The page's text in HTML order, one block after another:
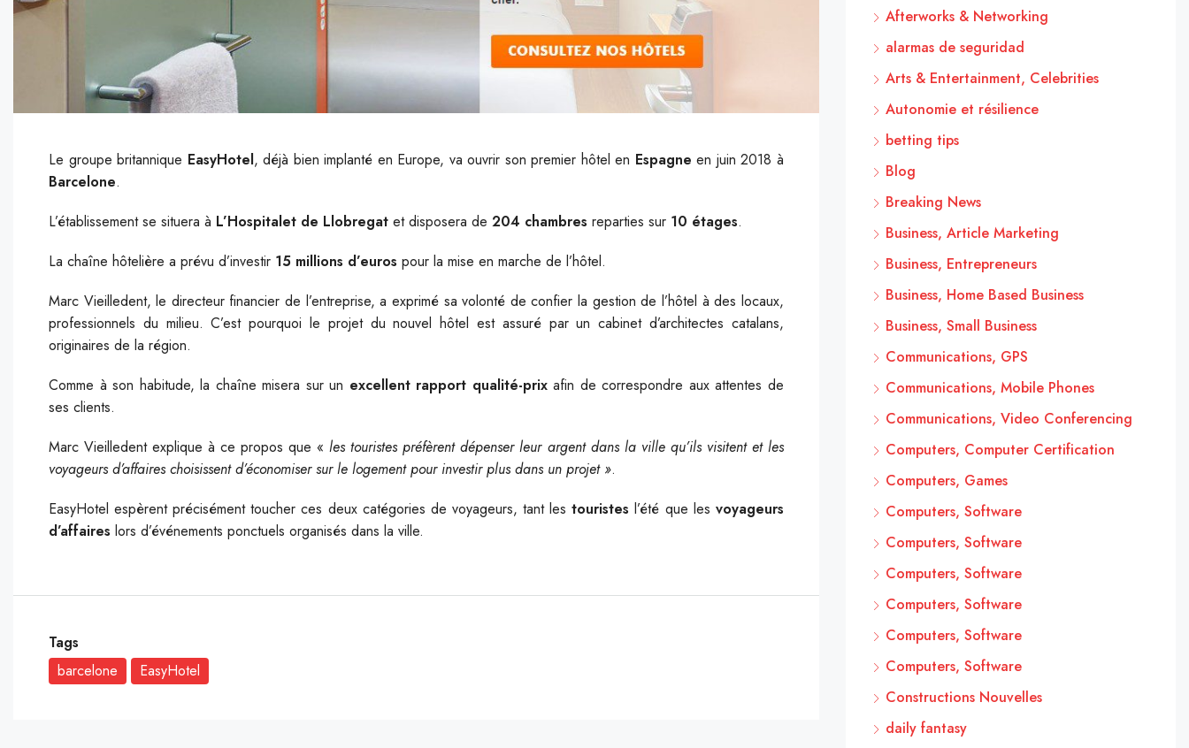
Le groupe britannique EasyHotel, déjà bien implanté en Europe, va ouvrir son premier hôtel en Espagne en juin 2018 à
Barcelone.
L’établissement se situera à L’Hospitalet de Llobregat et disposera de 204 chambres reparties sur 10 étages.
La chaîne hôtelière a prévu d’investir 15 millions d’euros pour la mise en marche de l’hôtel.
Marc Vieilledent, le directeur financier de l’entreprise, a exprimé sa volonté de confier la gestion de l’hôtel à des locaux,
professionnels du milieu. C’est pourquoi le projet du nouvel hôtel est assuré par un cabinet d’architectes catalans,
originaires de la région.
Comme à son habitude, la chaîne misera sur un excellent rapport qualité-prixafin de correspondre aux attentes de
ses clients.
Marc Vieilledent explique à ce propos que «les touristes préfèrent dépenser leur argent dans la ville qu’ils visitent et les
voyageurs d’affaires choisissent d’économiser sur le logement pour investir plus dans un projet ».
EasyHotel espèrent précisément toucher ces deux catégories de voyageurs, tant lestouristes l’été que les voyageurs
d’affaires lors d’événements ponctuels organisés dans la ville.
Tags
barcelone
EasyHotel
Afterworks & Networking
alarmas de seguridad
Arts & Entertainment, Celebrities
Autonomie et résilience
betting tips
Blog
Breaking News
Business, Article Marketing
Business, Entrepreneurs
Business, Home Based Business
Business, Small Business
Communications, GPS
Communications, Mobile Phones
Communications, Video Conferencing
Computers, Computer Certification
Computers, Games
Computers, Software
Computers, Software
Computers, Software
Computers, Software
Computers, Software
Computers, Software
Constructions Nouvelles
daily fantasy